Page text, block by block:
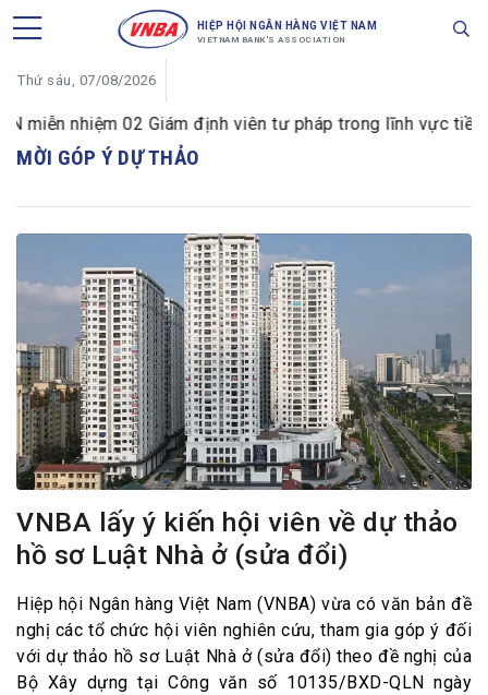
HIỆP HỘI NGÂN HÀNG VIỆT NAM
VIETNAM BANK'S ASSOCIATION
Thứ sáu, 07/08/2026
nhiệm 02 Giám định viên tư pháp trong lĩnh vực tiền tệ
MỜI GÓP Ý DỰ THẢO
VNBA lấy ý kiến hội viên về dự thảo
hồ sơ Luật Nhà ở (sửa đổi)
Hiệp hội Ngân hàng Việt Nam (VNBA) vừa có văn bản đề
nghị các tổ chức hội viên nghiên cứu, tham gia góp ý đối
với dự thảo hồ sơ Luật Nhà ở (sửa đổi) theo đề nghị của
Bộ Xây dựng tại Công văn số 10135/BXD-QLN ngày